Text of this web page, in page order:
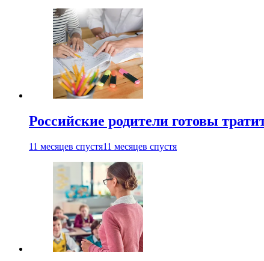
Российские родители готовы
11 месяцев спустя11 месяцев спустя